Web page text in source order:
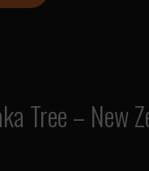
Tree – New